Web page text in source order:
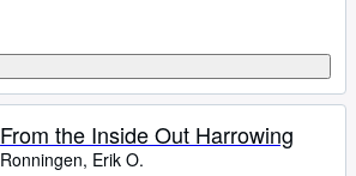
From the Inside Out Harrowing
Ronningen, Erik O.